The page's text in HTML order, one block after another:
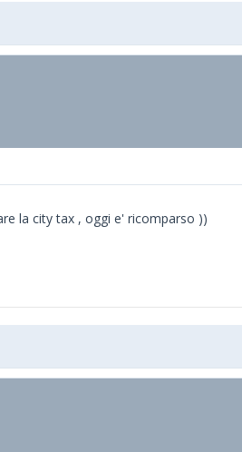
la city tax , oggi e' ricomparso ))